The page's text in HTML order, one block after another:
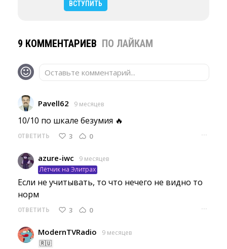
ВСТУПИТЬ
9 КОММЕНТАРИЕВ ПО ЛАЙКАМ
Оставьте комментарий...
Pavell62 9 месяцев
10/10 по шкале безумия 🔥
ОТВЕТИТЬ 3 0 ···
azure-iwc
9 месяцев
Лётчик на Элитрах
Если не учитывать, то что нечего не видно то
норм
ОТВЕТИТЬ 3 0 ···
ModernTVRadio
9 месяцев
🇷🇺